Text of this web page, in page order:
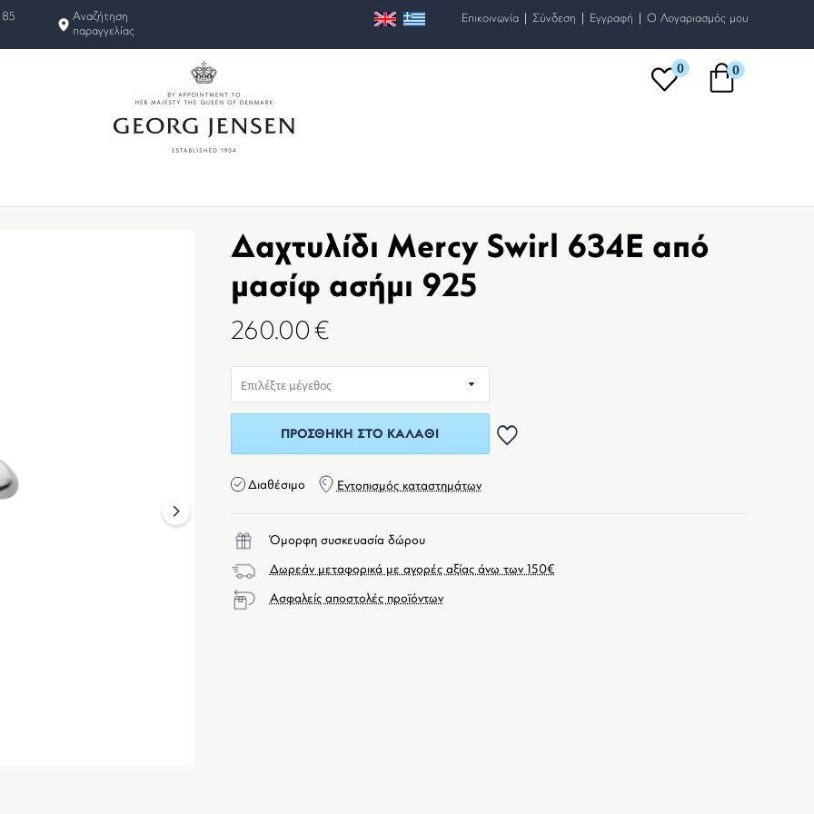
85
Αναζήτηση
παραγγελίας
Επικοινωνία | Σύνδεση | Εγγραφή | O Λογαριασμός μου
0 0
next
Δαχτυλίδι Mercy Swirl 634E από
μασίφ ασήμι 925
260.00 €
ΠΡΟΣΘΉΚΗ ΣΤΟ ΚΑΛΆΘΙ
Διαθέσιμο Εντοπισμός καταστημάτων
Όμορφη συσκευασία δώρου
Δωρεάν μεταφορικά με αγορές αξίας άνω των 150€
Ασφαλείς αποστολές προϊόντων